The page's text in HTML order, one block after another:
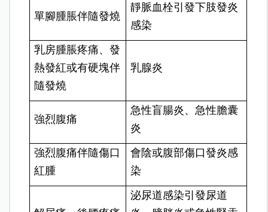
單腳腫脹伴隨發燒
靜脈血栓引發下肢發炎
感染
乳房腫脹疼痛、發
熱發紅或有硬塊伴
隨發燒
乳腺炎
強烈腹痛
急性盲腸炎、急性膽囊
炎
強烈腹痛伴隨傷口
紅腫
會陰或腹部傷口發炎感
染
泌尿道感染引發尿道